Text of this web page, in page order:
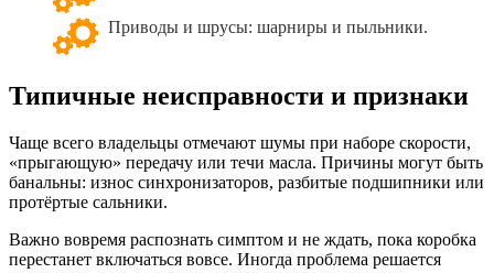
Приводы и шрусы: шарниры и пыльники.
Типичные неисправности и признаки
Чаще всего владельцы отмечают шумы при наборе скорости,
«прыгающую» передачу или течи масла. Причины могут быть
банальны: износ синхронизаторов, разбитые подшипники или
протёртые сальники.
Важно вовремя распознать симптом и не ждать, пока коробка
перестанет включаться вовсе. Иногда проблема решается